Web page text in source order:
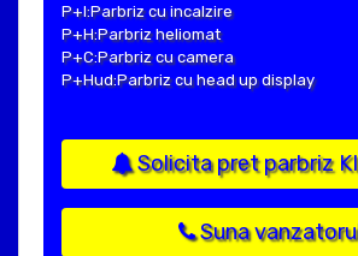
P+I:Parbriz cu incalzire
P+H:Parbriz heliomat
P+C:Parbriz cu camera
P+Hud:Parbriz cu head up display
Solicita pret parbriz
Suna